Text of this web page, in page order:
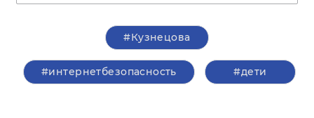
#Кузнецова
#интернетбезопасность #дети